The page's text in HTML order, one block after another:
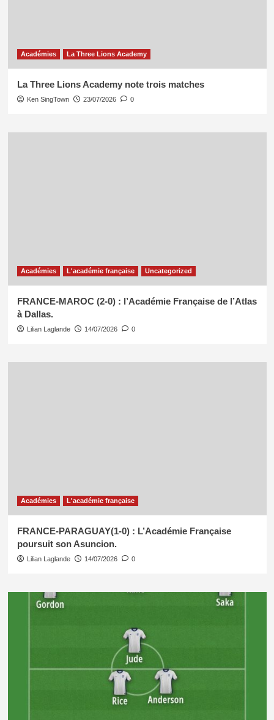
Académies La Three Lions Academy
La Three Lions Academy note trois matches
Ken SingTown 23/07/2026 0
Académies L'académie française Uncategorized
FRANCE-MAROC (2-0) : l’Académie Française de l’Atlas
à Dallas.
Lilian Laglande 14/07/2026 0
Académies L'académie française
FRANCE-PARAGUAY(1-0) : L’Académie Française
poursuit son Asuncion.
Lilian Laglande 14/07/2026 0